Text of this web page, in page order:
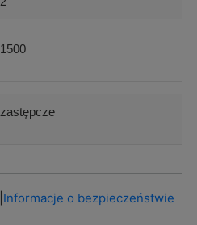
1500
zastępcze
Informacje o bezpieczeństwie